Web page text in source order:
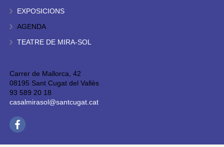
EXPOSICIONS
AGENDA
TEATRE DE MIRA-SOL
Carrer de Mallorca, 42
08195 Sant Cugat del Vallès
93 589 20 18
casalmirasol@santcugat.cat